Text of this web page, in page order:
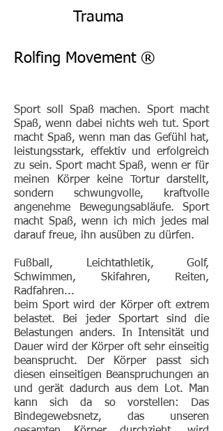
Trauma
Rolfing Movement ®
Sport soll Spaß machen. Sport macht
Spaß, wenn dabei nichts weh tut. Sport
macht Spaß, wenn man das Gefühl hat,
leistungsstark, effektiv und erfolgreich
zu sein. Sport macht Spaß, wenn er für
meinen Körper keine Tortur darstellt,
sondern schwungvolle, kraftvolle
angenehme Bewegungsabläufe. Sport
macht Spaß, wenn ich mich jedes mal
darauf freue, ihn ausüben zu dürfen.
Fußball, Leichtathletik, Golf,
Schwimmen, Skifahren, Reiten,
Radfahren...
beim Sport wird der Körper oft extrem
belastet. Bei jeder Sportart sind die
Belastungen anders. In Intensität und
Dauer wird der Körper oft sehr einseitig
beansprucht. Der Körper passt sich
diesen einseitigen Beanspruchungen an
und gerät dadurch aus dem Lot. Man
kann sich da so vorstellen: Das
Bindegewebsnetz, das unseren